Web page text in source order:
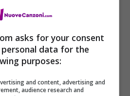
asks for your consent
data for the
purposes:
and content, advertising and
audience research and